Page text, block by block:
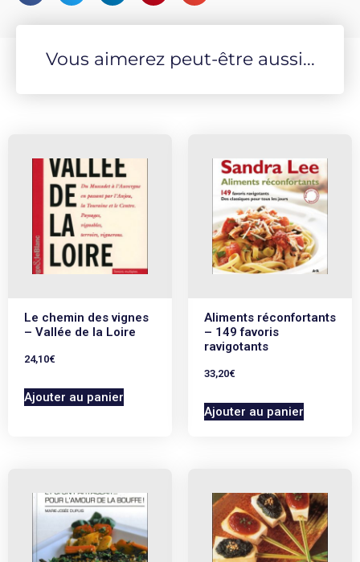
découverte du super héros qui sommeille en vous. Au fil
des pages, vous prendrez conscience de vos facultés
latentes, tout en explorant les différentes facettes de
Dans ce monde de plus en plus instable, la confiance
en soi et l’intuition sont des qualités indispensables
pour faire face aux défis du quotidien et pour
transformer votre existence en révélant votre
authenticité aux yeux de tous.
Infos :
189 pages, 152 x 202 mm, 280g
Vous aimerez peut-être aussi...
Le chemin des vignes
– Vallée de la Loire
24,10€
Ajouter au panier
Aliments réconfortants
– 149 favoris
ravigotants
33,20€
Ajouter au panier